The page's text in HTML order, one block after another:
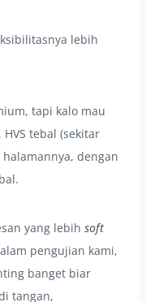
lebih
tapi kalo mau
tebal (sekitar
dengan
yang lebih soft
pengujian kami,
banget biar
tangan,